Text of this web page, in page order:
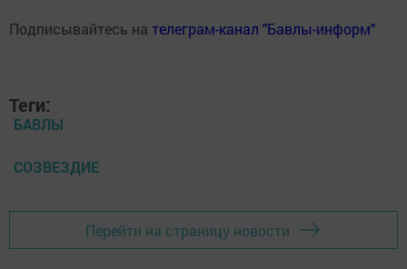
Подписывайтесь на телеграм-канал "Бавлы-информ"
Теги:
БАВЛЫ
СОЗВЕЗДИЕ
Перейти на страницу новости